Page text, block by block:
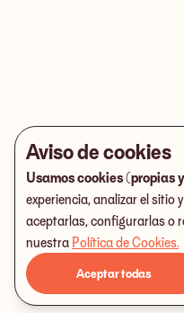
Aviso de cookies
Usamos cookies (propias
experiencia, analizar el sitio
aceptarlas, configurarlas o
nuestra Política de Cookies.
Aceptar todas